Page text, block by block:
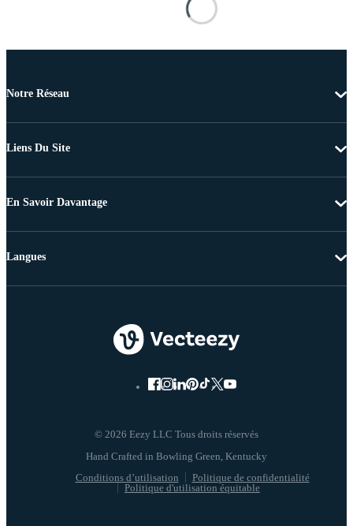
Notre Réseau
Liens Du Site
En Savoir Davantage
© 2026 Eezy LLC Tous droits réservés
Conditions d’utilisation
Politique de confidentialité
Politique d'utilisation équitable
Langues